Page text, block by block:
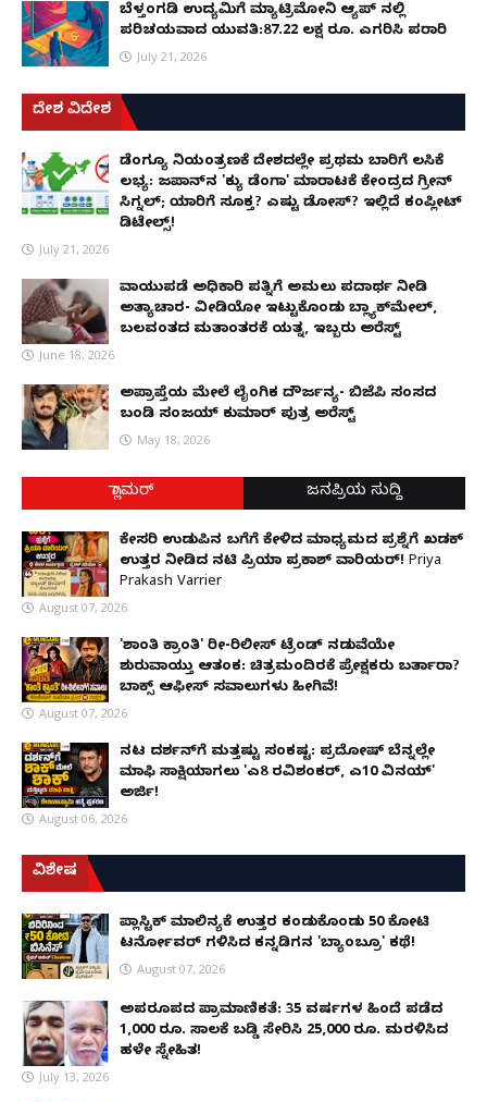
ಬೆಳ್ತಂಗಡಿ ಉದ್ಯಮಿಗೆ ಮ್ಯಾಟ್ರಿಮೋನಿ ಆ್ಯಪ್ ನಲ್ಲಿ
ಪರಿಚಯವಾದ ಯುವತಿ:87.22 ಲಕ್ಷ ರೂ. ಎಗರಿಸಿ ಪರಾರಿ
July 21, 2026
ದೇಶ ವಿದೇಶ
ಡೆಂಗ್ಯೂ ನಿಯಂತ್ರಣಕ್ಕೆ ದೇಶದಲ್ಲೇ ಪ್ರಥಮ ಬಾರಿಗೆ ಲಸಿಕೆ
ಲಭ್ಯ: ಜಪಾನ್‌ನ 'ಕ್ಯು ಡೆಂಗಾ' ಮಾರಾಟಕ್ಕೆ ಕೇಂದ್ರದ ಗ್ರೀನ್
ಸಿಗ್ನಲ್; ಯಾರಿಗೆ ಸೂಕ್ತ? ಎಷ್ಟು ಡೋಸ್? ಇಲ್ಲಿದೆ ಕಂಪ್ಲೀಟ್
ಡಿಟೇಲ್ಸ್!
July 21, 2026
ವಾಯುಪಡೆ ಅಧಿಕಾರಿ ಪತ್ನಿಗೆ ಅಮಲು ಪದಾರ್ಥ ನೀಡಿ
ಅತ್ಯಾಚಾರ- ವೀಡಿಯೋ ಇಟ್ಟುಕೊಂಡು ಬ್ಲ್ಯಾಕ್‌ಮೇಲ್,
ಬಲವಂತದ ಮತಾಂತರಕ್ಕೆ ಯತ್ನ, ಇಬ್ಬರು ಅರೆಸ್ಟ್
June 18, 2026
ಅಪ್ರಾಪ್ತೆಯ ಮೇಲೆ ಲೈಂಗಿಕ ದೌರ್ಜನ್ಯ- ಬಿಜೆಪಿ ಸಂಸದ
ಬಂಡಿ ಸಂಜಯ್ ಕುಮಾರ್ ಪುತ್ರ ಅರೆಸ್ಟ್
May 18, 2026
ಗ್ಲಾಮರ್ ಜನಪ್ರಿಯ ಸುದ್ದಿ
ಕೇಸರಿ ಉಡುಪಿನ ಬಗೆಗೆ ಕೇಳಿದ ಮಾಧ್ಯಮದ ಪ್ರಶ್ನೆಗೆ ಖಡಕ್
ಉತ್ತರ ನೀಡಿದ ನಟಿ ಪ್ರಿಯಾ ಪ್ರಕಾಶ್ ವಾರಿಯರ್! Priya
Prakash Varrier
August 07, 2026
'ಶಾಂತಿ ಕ್ರಾಂತಿ' ರೀ-ರಿಲೀಸ್ ಟ್ರೆಂಡ್ ನಡುವೆಯೇ
ಶುರುವಾಯ್ತು ಆತಂಕ: ಚಿತ್ರಮಂದಿರಕ್ಕೆ ಪ್ರೇಕ್ಷಕರು ಬರ್ತಾರಾ?
ಬಾಕ್ಸ್ ಆಫೀಸ್ ಸವಾಲುಗಳು ಹೀಗಿವೆ!
August 07, 2026
ನಟ ದರ್ಶನ್‌ಗೆ ಮತ್ತಷ್ಟು ಸಂಕಷ್ಟ: ಪ್ರದೋಷ್ ಬೆನ್ನಲ್ಲೇ
ಮಾಫಿ ಸಾಕ್ಷಿಯಾಗಲು 'ಎ8 ರವಿಶಂಕರ್, ಎ10 ವಿನಯ್'
ಅರ್ಜಿ!
August 06, 2026
ವಿಶೇಷ
ಪ್ಲಾಸ್ಟಿಕ್ ಮಾಲಿನ್ಯಕ್ಕೆ ಉತ್ತರ ಕಂಡುಕೊಂಡು ₹50 ಕೋಟಿ
ಟರ್ನೋವರ್ ಗಳಿಸಿದ ಕನ್ನಡಿಗನ 'ಬ್ಯಾಂಬ್ರೂ' ಕಥೆ!
August 07, 2026
ಅಪರೂಪದ ಪ್ರಾಮಾಣಿಕತೆ: 35 ವರ್ಷಗಳ ಹಿಂದೆ ಪಡೆದ
1,000 ರೂ. ಸಾಲಕ್ಕೆ ಬಡ್ಡಿ ಸೇರಿಸಿ 25,000 ರೂ. ಮರಳಿಸಿದ
ಹಳೇ ಸ್ನೇಹಿತ!
July 13, 2026